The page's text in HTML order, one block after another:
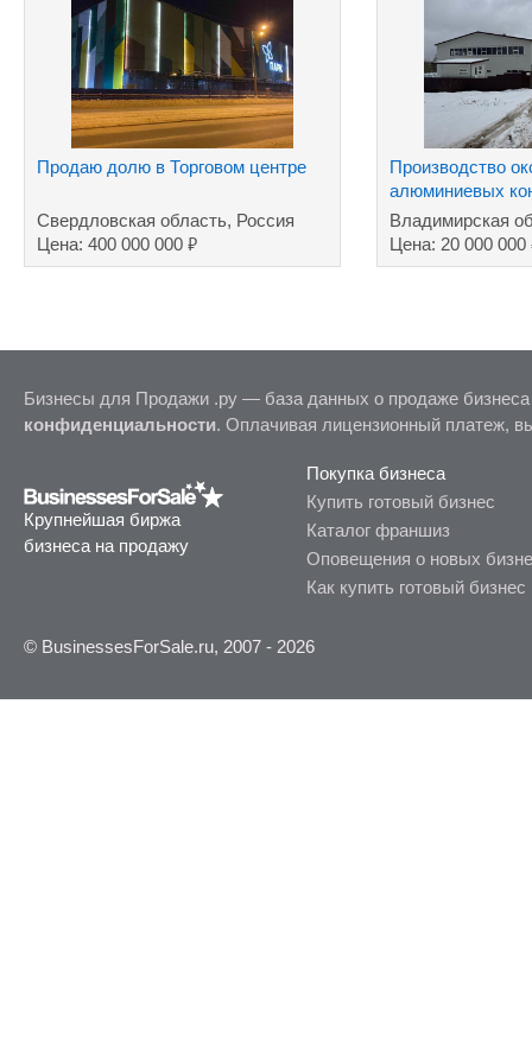
Продаю долю в Торговом центре
Свердловская область, Россия
Цена: 400 000 000 ₽
Производство
алюминиевых
Владимирская
Цена: 20 000 000
Бизнесы для Продажи .ру — база данных о продаже
конфиденциальности. Оплачивая лицензионный платеж,
Крупнейшая биржа
бизнеса на продажу
Покупка бизнеса
Купить готовый бизнес
Каталог франшиз
Оповещения о новых
Как купить готовый бизнес
© BusinessesForSale.ru, 2007 - 2026